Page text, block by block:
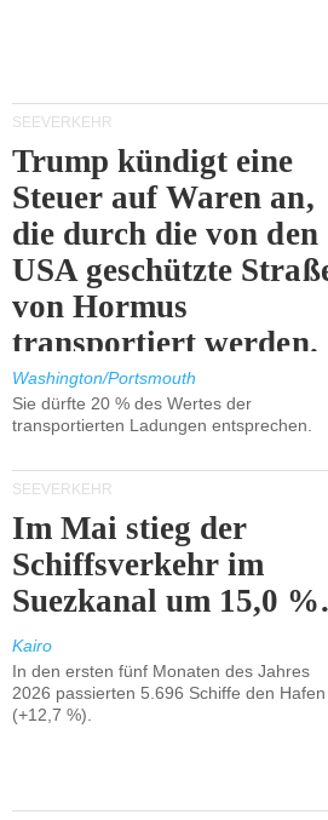
SEEVERKEHR
Trump kündigt eine
Steuer auf Waren an,
die durch die von den
USA geschützte
von Hormus
transportiert werden.
Washington/Portsmouth
Sie dürfte 20 % des Wertes der
transportierten Ladungen entsprechen.
SEEVERKEHR
Im Mai stieg der
Schiffsverkehr im
Suezkanal um 15,0 %.
Kairo
In den ersten fünf Monaten des Jahres
2026 passierten 5.696 Schiffe den Hafen
(+12,7 %).